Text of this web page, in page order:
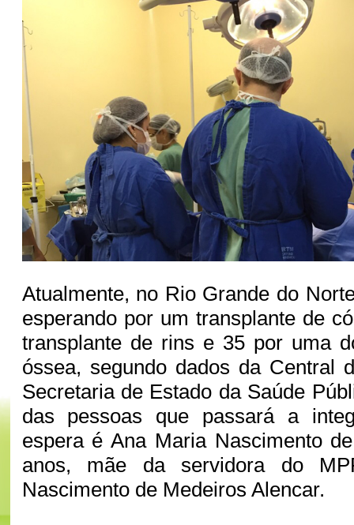
Atualmente, no Rio Grande do
esperando por um transplante de
transplante de rins e 35 por uma
óssea, segundo dados da Central
Secretaria de Estado da Saúde
das pessoas que passará a
espera é Ana Maria Nascimento
anos, mãe da servidora do
Nascimento de Medeiros Alencar.